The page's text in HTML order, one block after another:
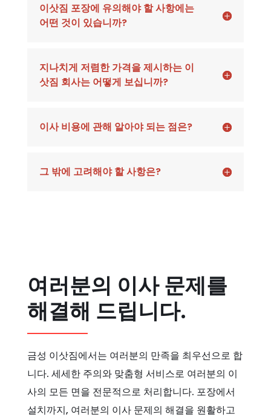
이삿짐 포장에 유의해야 할 사항에는
어떤 것이 있습니까?
지나치게 저렴한 가격을 제시하는 이
삿짐 회사는 어떻게 보십니까?
이사 비용에 관해 알아야 되는 점은?
그 밖에 고려해야 할 사항은?
여러분의 이사 문제를
해결해 드립니다.
금성 이삿짐에서는 여러분의 만족을 최우선으로 합
니다. 세세한 주의와 맞춤형 서비스로 여러분의 이
사의 모든 면을 전문적으로 처리합니다. 포장에서
설치까지, 여러분의 이사 문제의 해결을 원활하고